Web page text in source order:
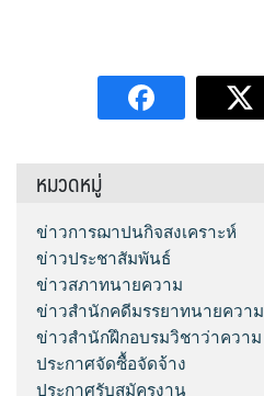
หมวดหมู่
ข่าวการฌาปนกิจสงเคราะห์
ข่าวประชาสัมพันธ์
ข่าวสภาทนายความ
ข่าวสำนักคดีมรรยาทนายความ
ข่าวสำนักฝึกอบรมวิชาว่าความ
ประกาศจัดซื้อจัดจ้าง
ประกาศรับสมัครงาน